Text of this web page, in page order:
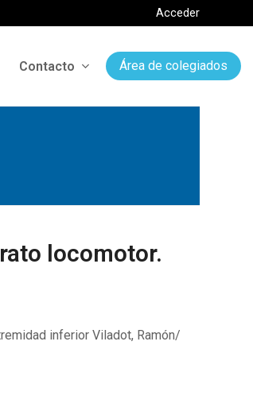
Acceder
Contacto Área de colegiados
locomotor.
inferior Viladot, Ramón/